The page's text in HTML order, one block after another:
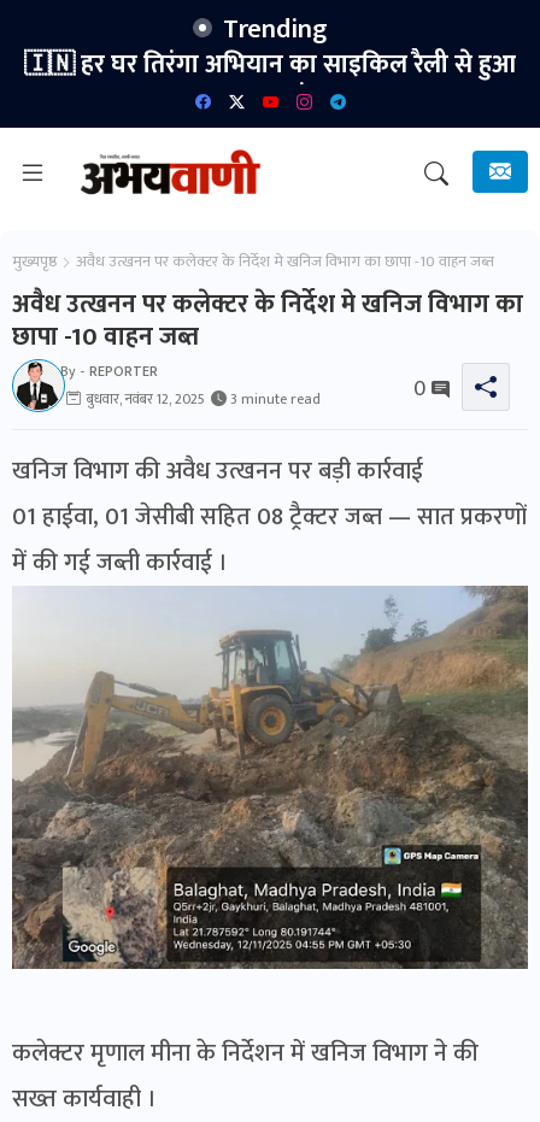
Trending
🇮🇳 हर घर तिरंगा अभियान का साइकिल रैली से हुआ
भव्य शुभारंभ।
मुख्यपृष्ठ अवैध उत्खनन पर कलेक्टर के निर्देश मे खनिज विभाग का छापा -10 वाहन जब्त
अवैध उत्खनन पर कलेक्टर के निर्देश मे खनिज विभाग का
छापा -10 वाहन जब्त
By - REPORTER
बुधवार, नवंबर 12, 2025
3 minute read 0
खनिज विभाग की अवैध उत्खनन पर बड़ी कार्रवाई
01 हाईवा, 01 जेसीबी सहित 08 ट्रैक्टर जब्त — सात प्रकरणों
में की गई जब्ती कार्रवाई ।
कलेक्टर मृणाल मीना के निर्देशन में खनिज विभाग ने की
सख्त कार्यवाही ।